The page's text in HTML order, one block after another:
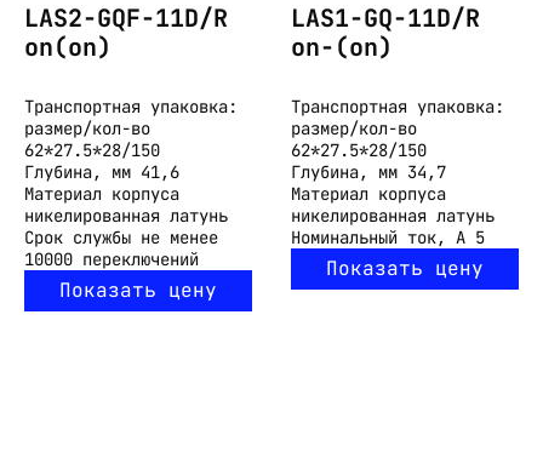
LAS2-GQF-11D/R
on(on)
Транспортная упаковка:
размер/кол-во
62*27.5*28/150
Глубина, мм 41,6
Материал корпуса
никелированная латунь
Срок службы не менее
10000 переключений
Показать цену
LAS1-GQ-11D/R
on-(on)
Транспортная упаковка:
размер/кол-во
62*27.5*28/150
Глубина, мм 34,7
Материал корпуса
никелированная латунь
Номинальный ток, А 5
Показать цену